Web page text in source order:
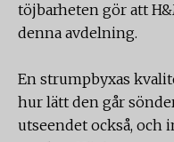
töjbarheten gör att
denna avdelning.
En strumpbyxas
hur lätt den går
utseendet också, och